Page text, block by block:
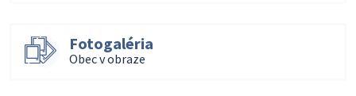
Fotogaléria
Obec v obraze